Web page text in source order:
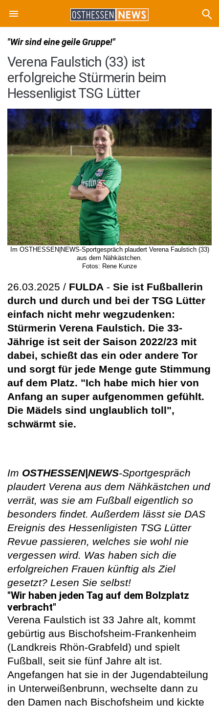
"Wir sind eine geile Gruppe!"
Verena Faulstich (33) ist
erfolgreiche Stürmerin beim
Hessenligist TSG Lütter
Im OSTHESSEN|NEWS-Sportgespräch plaudert Verena Faulstich (33)
aus dem Nähkästchen.
Fotos: Rene Kunze
26.03.2025 / FULDA - Sie ist Fußballerin
durch und durch und bei der TSG Lütter
einfach nicht mehr wegzudenken:
Stürmerin Verena Faulstich. Die 33-
Jährige ist seit der Saison 2022/23 mit
dabei, schießt das ein oder andere Tor
und sorgt für jede Menge gute Stimmung
auf dem Platz. "Ich habe mich hier von
Anfang an super aufgenommen gefühlt.
Die Mädels sind unglaublich toll",
schwärmt sie.
Im OSTHESSEN|NEWS-Sportgespräch
plaudert Verena aus dem Nähkästchen und
verrät, was sie am Fußball eigentlich so
besonders findet. Außerdem lässt sie DAS
Ereignis des Hessenligisten TSG Lütter
Revue passieren, welches sie wohl nie
vergessen wird. Was haben sich die
erfolgreichen Frauen künftig als Ziel
gesetzt? Lesen Sie selbst!
"Wir haben jeden Tag auf dem Bolzplatz
verbracht"
Verena Faulstich ist 33 Jahre alt, kommt
gebürtig aus Bischofsheim-Frankenheim
(Landkreis Rhön-Grabfeld) und spielt
Fußball, seit sie fünf Jahre alt ist.
Angefangen hat sie in der Jugendabteilung
in Unterweißenbrunn, wechselte dann zu
den Damen nach Bischofsheim und kickte